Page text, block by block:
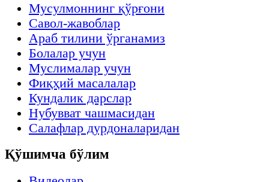
Мусулмоннинг қўрғони
Савол-жавоблар
Араб тилини ўрганамиз
Болалар учун
Муслималар учун
Фиқҳий масалалар
Кундалик дарслар
Нубувват чашмасидан
Салафлар дурдоналаридан
Қўшимча бўлим